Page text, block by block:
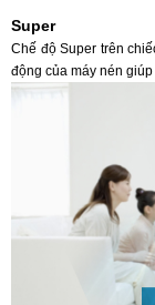
Super
Chế độ Super trên
động của máy nén